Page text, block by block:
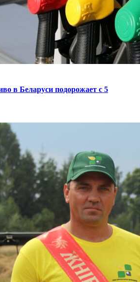
в Беларуси подорожает с 5